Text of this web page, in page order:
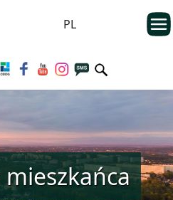
PL
mieszkańca